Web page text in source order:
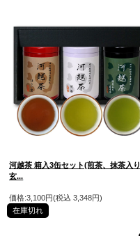
河越茶 箱入3缶セット(煎茶、抹茶入り
玄...
価格:3,100円(税込 3,348円)
在庫切れ